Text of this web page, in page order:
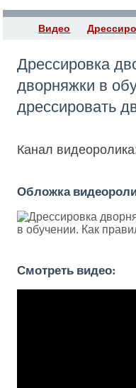
Видео
Дрессировка
дворняжки в
дрессировать
Канал
Обложка
Смотреть видео: